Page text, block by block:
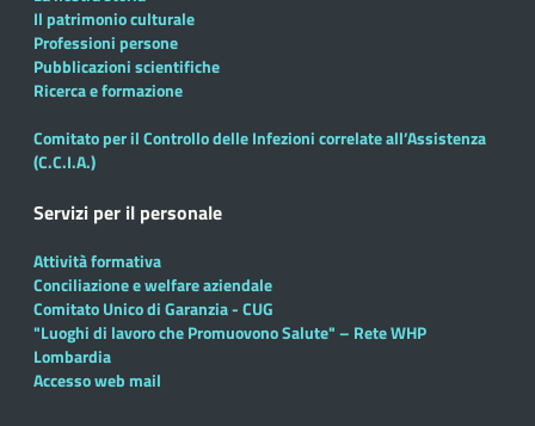
Il patrimonio culturale
Professioni persone
Pubblicazioni scientifiche
Ricerca e formazione
Comitato per il Controllo delle Infezioni correlate all’Assistenza
(C.C.I.A.)
Servizi per il personale
Attività formativa
Conciliazione e welfare aziendale
Comitato Unico di Garanzia - CUG
"Luoghi di lavoro che Promuovono Salute" – Rete WHP
Lombardia
Accesso web mail